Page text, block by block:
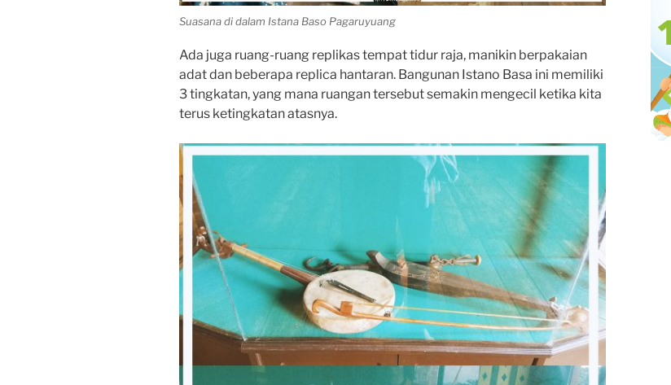
Suasana di dalam Istana Baso Pagaruyuang
Ada juga ruang-ruang replikas tempat tidur raja, manikin berpakaian
adat dan beberapa replica hantaran. Bangunan Istano Basa ini memiliki
3 tingkatan, yang mana ruangan tersebut semakin mengecil ketika kita
terus ketingkatan atasnya.